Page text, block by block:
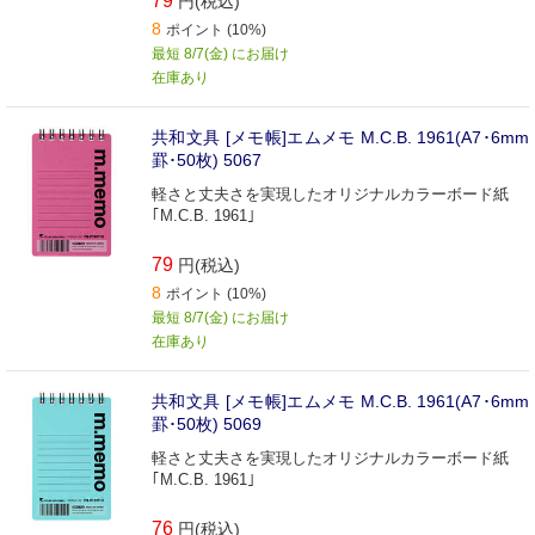
8 ポイント (10%)
最短 8/7(金) にお届け
在庫あり
共和文具 [メモ帳]エムメモ M.C.B. 1961(A7･6mm
罫･50枚) 5067
軽さと丈夫さを実現したオリジナルカラーボード紙
｢M.C.B. 1961｣
79 円(税込)
8 ポイント (10%)
最短 8/7(金) にお届け
在庫あり
共和文具 [メモ帳]エムメモ M.C.B. 1961(A7･6mm
罫･50枚) 5069
軽さと丈夫さを実現したオリジナルカラーボード紙
｢M.C.B. 1961｣
76 円(税込)